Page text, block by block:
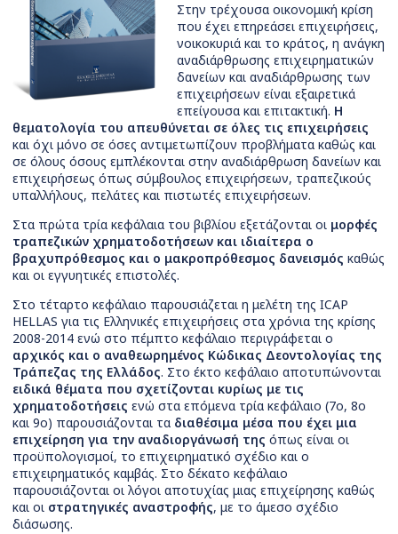
Στην τρέχουσα οικονομική κρίση
που έχει επηρεάσει επιχειρήσεις,
νοικοκυριά και το κράτος, η ανάγκη
αναδιάρθρωσης επιχειρηματικών
δανείων και αναδιάρθρωσης των
επιχειρήσεων είναι εξαιρετικά
επείγουσα και επιτακτική. H
θεματολογία του απευθύνεται σε όλες τις επιχειρήσεις
και όχι μόνο σε όσες αντιμετωπίζουν προβλήματα καθώς και
σε όλους όσους εμπλέκονται στην αναδιάρθρωση δανείων και
επιχειρήσεως όπως σύμβουλος επιχειρήσεων, τραπεζικούς
υπαλλήλους, πελάτες και πιστωτές επιχειρήσεων.
Στα πρώτα τρία κεφάλαια του βιβλίου εξετάζονται οι μορφές
τραπεζικών χρηματοδοτήσεων και ιδιαίτερα ο
βραχυπρόθεσμος και ο μακροπρόθεσμος δανεισμός καθώς
και οι εγγυητικές επιστολές.
Στο τέταρτο κεφάλαιο παρουσιάζεται η μελέτη της ICAP
ΗELLAS για τις Ελληνικές επιχειρήσεις στα χρόνια της κρίσης
2008-2014 ενώ στο πέμπτο κεφάλαιο περιγράφεται ο
αρχικός και ο αναθεωρημένος Κώδικας Δεοντολογίας της
Τράπεζας της Ελλάδος. Στο έκτο κεφάλαιο αποτυπώνονται
ειδικά θέματα που σχετίζονται κυρίως με τις
χρηματοδοτήσεις ενώ στα επόμενα τρία κεφάλαιο (7ο, 8ο
και 9ο) παρουσιάζονται τα διαθέσιμα μέσα που έχει μια
επιχείρηση για την αναδιοργάνωσή της όπως είναι οι
προϋπολογισμοί, το επιχειρηματικό σχέδιο και ο
επιχειρηματικός καμβάς. Στο δέκατο κεφάλαιο
παρουσιάζονται οι λόγοι αποτυχίας μιας επιχείρησης καθώς
και οι στρατηγικές αναστροφής, με το άμεσο σχέδιο
διάσωσης.